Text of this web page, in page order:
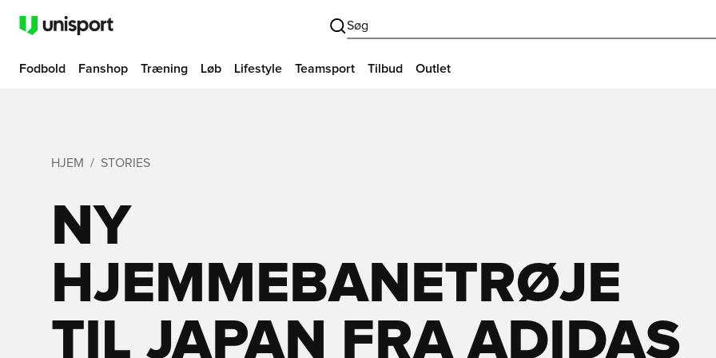
Søg
Fodbold Fanshop Træning Løb Lifestyle Teamsport Tilbud Outlet
HJEM STORIES
NY
HJEMMEBANETRØJE
TIL JAPAN FRA ADIDAS